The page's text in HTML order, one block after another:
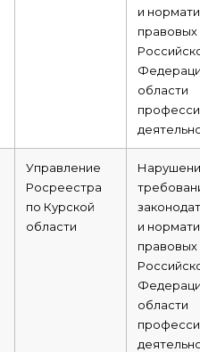
и
правовых
области
Управление
Росреестра
по Курской
области
и
правовых
области